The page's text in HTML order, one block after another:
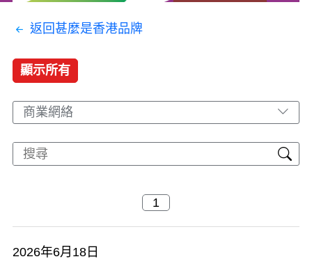
返回甚麼是香港品牌
顯示所有
商業網絡
2026年6月18日